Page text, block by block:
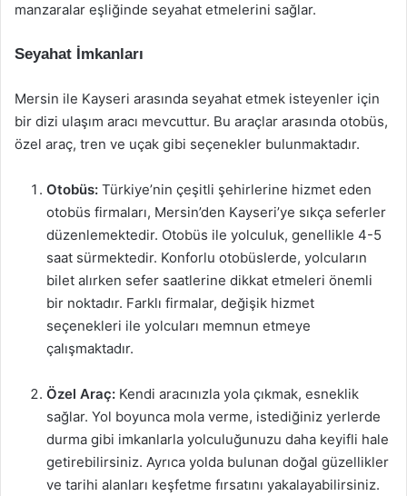
manzaralar eşliğinde seyahat etmelerini sağlar.
Seyahat İmkanları
Mersin ile Kayseri arasında seyahat etmek isteyenler için
bir dizi ulaşım aracı mevcuttur. Bu araçlar arasında otobüs,
özel araç, tren ve uçak gibi seçenekler bulunmaktadır.
Otobüs: Türkiye’nin çeşitli şehirlerine hizmet eden
otobüs firmaları, Mersin’den Kayseri’ye sıkça seferler
düzenlemektedir. Otobüs ile yolculuk, genellikle 4-5
saat sürmektedir. Konforlu otobüslerde, yolcuların
bilet alırken sefer saatlerine dikkat etmeleri önemli
bir noktadır. Farklı firmalar, değişik hizmet
seçenekleri ile yolcuları memnun etmeye
çalışmaktadır.
Özel Araç: Kendi aracınızla yola çıkmak, esneklik
sağlar. Yol boyunca mola verme, istediğiniz yerlerde
durma gibi imkanlarla yolculuğunuzu daha keyifli hale
getirebilirsiniz. Ayrıca yolda bulunan doğal güzellikler
ve tarihi alanları keşfetme fırsatını yakalayabilirsiniz.